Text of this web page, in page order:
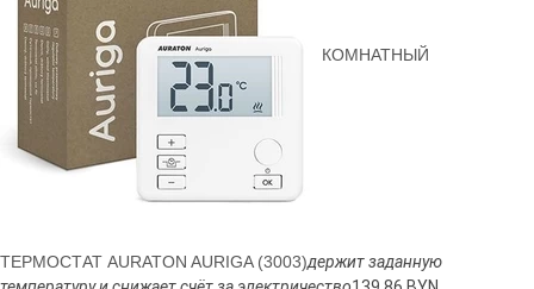
КОМНАТНЫЙ
ТЕРМОСТАТ AURATON AURIGA (3003)держит заданную